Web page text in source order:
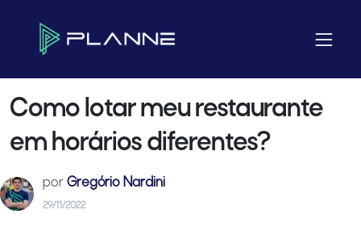
Home
Como lotar meu restaurante em horários diferentes?
Como lotar meu restaurante
em horários diferentes?
por Gregório Nardini
29/11/2022